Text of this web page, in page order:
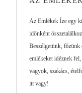
Az Emlékek Íze egy
időnként
Beszélgetünk, főzünk
emlékeket idéznek
vagyok, szakács,
itt vagy!